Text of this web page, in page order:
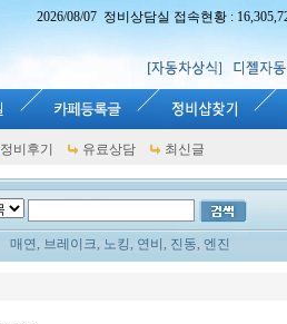
2026/08/07 정비상담실 접속현황 :
정비후기 유료상담 최신글
매연, 브레이크, 노킹, 연비, 진동, 엔진